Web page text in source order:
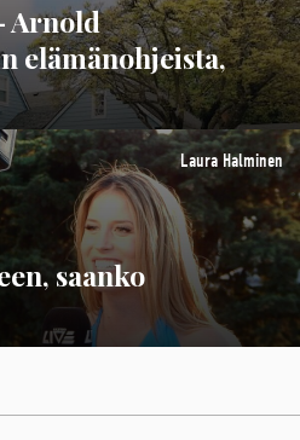
Arnold
elämänohjeista,
Laura Halminen
saanko